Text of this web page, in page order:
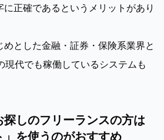
正確であるというメリットがあり
とした金融・証券・保険系業界と
現代でも稼働しているシステムも
しのフリーランスの方は
」を使うのがおすすめ